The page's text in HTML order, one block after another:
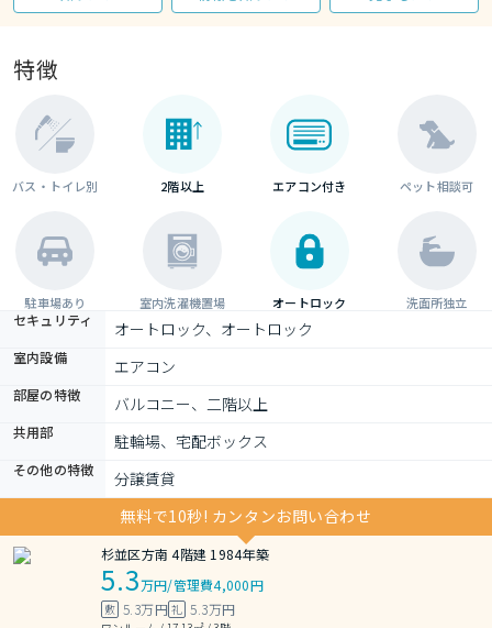
特徴
バス・トイレ別 2階以上 エアコン付き ペット相談可
駐車場あり 室内洗濯機置場 オートロック 洗面所独立
セキュリティ オートロック、オートロック
室内設備 エアコン
部屋の特徴 バルコニー、二階以上
共用部 駐輪場、宅配ボックス
その他の特徴
分譲賃貸
無料で10秒! カンタンお問い合わせ
杉並区方南 4階建 1984年築
5.3万円/管理費4,000円
敷 5.3万円礼 5.3万円